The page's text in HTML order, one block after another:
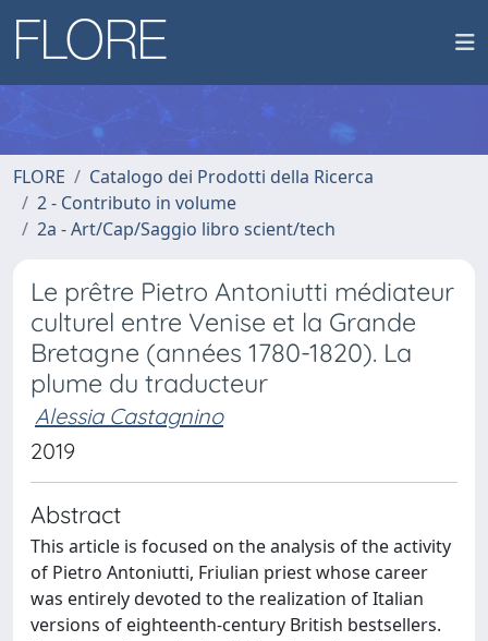
FLORE
Catalogo dei Prodotti della Ricerca
2 - Contributo in volume
2a - Art/Cap/Saggio libro scient/tech
Le prêtre Pietro Antoniutti médiateur
culturel entre Venise et la Grande
Bretagne (années 1780-1820). La
plume du traducteur
Alessia Castagnino
2019
Abstract
This article is focused on the analysis of the activity
of Pietro Antoniutti, Friulian priest whose career
was entirely devoted to the realization of Italian
versions of eighteenth-century British bestsellers.